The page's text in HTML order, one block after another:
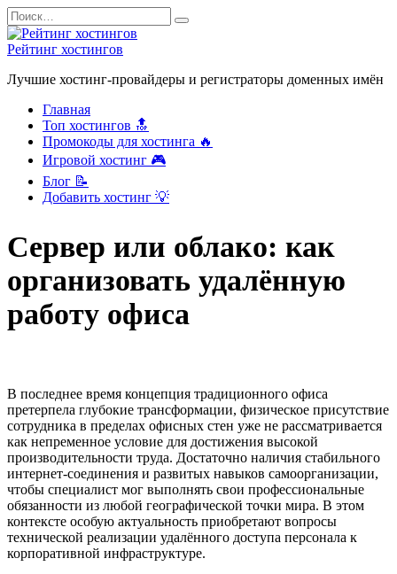
Перейти
к
содержанию
Search
for:
Рейтинг хостингов
Лучшие хостинг-провайдеры и регистраторы доменных имён
Главная
Топ хостингов 🔝
Промокоды для хостинга 🔥
Игровой хостинг 🎮
Блог 📝
Добавить хостинг 💡
Сервер или облако: как
организовать удалённую
работу офиса
В последнее время концепция традиционного офиса
претерпела глубокие трансформации, физическое присутствие
сотрудника в пределах офисных стен уже не рассматривается
как непременное условие для достижения высокой
производительности труда. Достаточно наличия стабильного
интернет-соединения и развитых навыков самоорганизации,
чтобы специалист мог выполнять свои профессиональные
обязанности из любой географической точки мира. В этом
контексте особую актуальность приобретают вопросы
технической реализации удалённого доступа персонала к
корпоративной инфраструктуре.